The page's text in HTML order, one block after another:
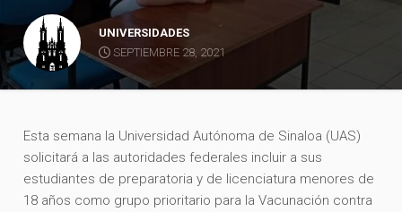
UNIVERSIDADES
SEPTIEMBRE 28, 2021
Esta semana la Universidad Autónoma de Sinaloa (UAS)
solicitará a las autoridades federales incluir a sus
estudiantes de preparatoria y de licenciatura menores de
18 años como grupo prioritario para la Vacunación contra